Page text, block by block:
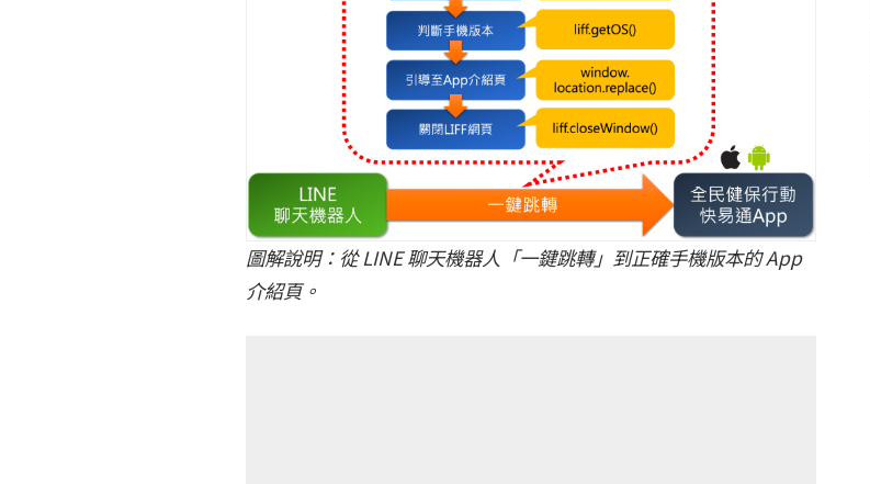
圖解說明：從 LINE 聊天機器人「一鍵跳轉」到正確手機版本的 App
介紹頁。